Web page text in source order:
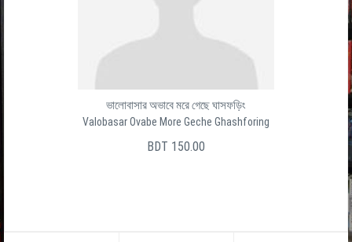
ভালোবাসার অভাবে মরে গেছে ঘাসফড়িং
Valobasar Ovabe More Geche Ghashforing
BDT 150.00